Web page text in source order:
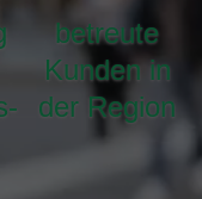
betreute
Kunden in
der Region